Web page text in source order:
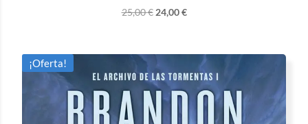
con
25,00€ 24,00€
¡Oferta!